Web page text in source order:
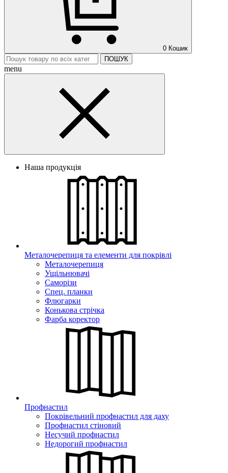
0 Кошик
ПОШУК
menu
Наша продукція
Металочерепиця та елементи для покрівлі
Металочерепиця
Ущільнювачі
Саморізи
Спец. планки
Флюгарки
Конькова стрічка
Фарба коректор
Профнастил
Покрівельний профнастил для даху
Профнастил стіновий
Несучий профнастил
Недорогий профнастил